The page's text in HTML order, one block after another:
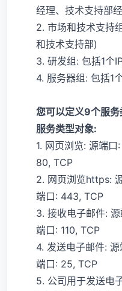
经理、技术支持部
2. 市场和技术支持
和技术支持部)
3. 研发组: 包括1个
4. 服务器组: 包括1
您可以定义9个服
服务类型对象:
1. 网页浏览: 源端
80, TCP
2. 网页浏览https:
端口: 443, TCP
3. 接收电子邮件:
端口: 110, TCP
4. 发送电子邮件:
端口: 25, TCP
5. 公司用于发送电